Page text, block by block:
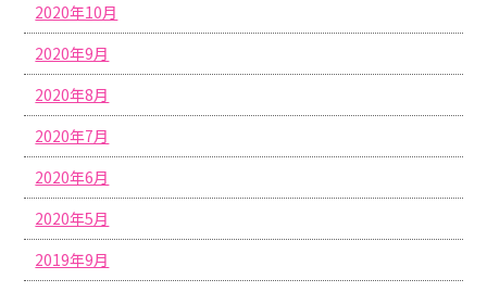
2020年10月
2020年9月
2020年8月
2020年7月
2020年6月
2020年5月
2019年9月